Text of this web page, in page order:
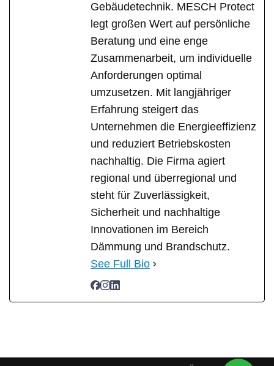
Gebäudetechnik. MESCH Protect
legt großen Wert auf persönliche
Beratung und eine enge
Zusammenarbeit, um individuelle
Anforderungen optimal
umzusetzen. Mit langjähriger
Erfahrung steigert das
Unternehmen die Energieeffizienz
und reduziert Betriebskosten
nachhaltig. Die Firma agiert
regional und überregional und
steht für Zuverlässigkeit,
Sicherheit und nachhaltige
Innovationen im Bereich
Dämmung und Brandschutz.
See Full Bio